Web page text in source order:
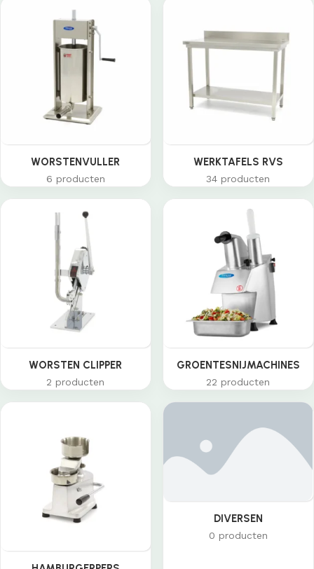
WORSTENVULLER
6 producten
WERKTAFELS RVS
34 producten
WORSTEN CLIPPER
2 producten
GROENTESNIJMACHINES
22 producten
DIVERSEN
0 producten